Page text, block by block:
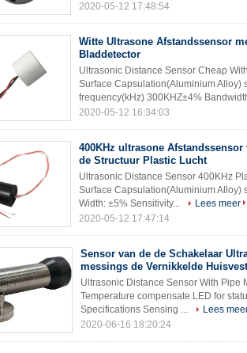
2020-05-12 17:48:54
Witte Ultrasone Afstandssensor
Bladdetector
Ultrasonic Distance Sensor Cheap
Surface Capsulation(Aluminium Alloy)
frequency(kHz) 300KHZ±4%
2020-05-12 16:34:03
400KHz ultrasone
de Structuur Plastic Lucht
Ultrasonic Distance Sensor 400KHz
Surface Capsulation(Aluminium Alloy)
Width: ±5% Sensitivity...
Lees meer
2020-05-12 17:47:14
Sensor van de de Schakelaar
messings de Vernikkelde
Ultrasonic Distance Sensor With Pipe
Temperature compensate LED for
Specifications Sensing ...
Lees
2020-06-16 18:20:24